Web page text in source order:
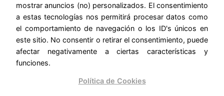
y hechizos de amor por
ser algo que todo el
mundo nos acaba preguntando y que de verdad,
los asuntos del corazón, son los que al final, más
sufrimiento causan. Cada una de nosotras tiene
mostrar anuncios (no) personalizados. El consentimiento
a estas tecnologías nos permitirá procesar datos como
el comportamiento de navegación o los ID's únicos en
este sitio. No consentir o retirar el consentimiento, puede
afectar negativamente a ciertas características y
funciones.
Política de Cookies